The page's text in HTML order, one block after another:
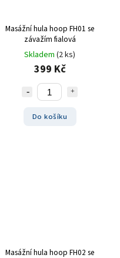
Masážní hula hoop FH01 se
závažím fialová
Skladem (2 ks)
399 Kč
Do košíku
Masážní hula hoop FH02 se